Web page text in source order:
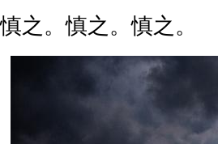
慎之。慎之。慎之。